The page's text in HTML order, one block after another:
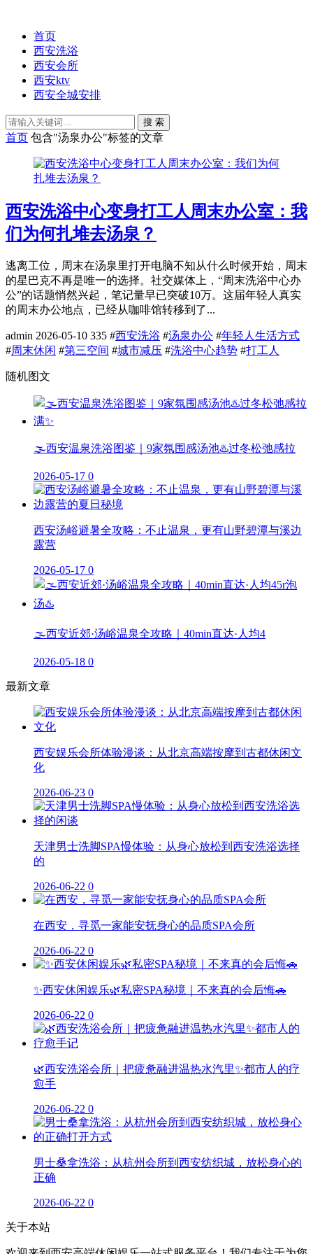
首页
西安洗浴
西安会所
西安ktv
西安全城安排
搜 索
首页 包含"汤泉办公"标签的文章
西安洗浴中心变身打工人周末办公室：我
们为何扎堆去汤泉？
逃离工位，周末在汤泉里打开电脑不知从什么时候开始，周末
的星巴克不再是唯一的选择。社交媒体上，“周末洗浴中心办
公”的话题悄然兴起，笔记量早已突破10万。这届年轻人真实
的周末办公地点，已经从咖啡馆转移到了...
admin 2026-05-10 335 #西安洗浴 #汤泉办公 #年轻人生活方式
#周末休闲 #第三空间 #城市减压 #洗浴中心趋势 #打工人
随机图文
🌫️西安温泉洗浴图鉴｜9家氛围感汤池♨️过冬松弛感拉
2026-05-17 0
西安汤峪避暑全攻略：不止温泉，更有山野碧潭与溪边
露营
2026-05-17 0
🌫️西安近郊·汤峪温泉全攻略｜40min直达·人均4
2026-05-18 0
最新文章
西安娱乐会所体验漫谈：从北京高端按摩到古都休闲文
化
2026-06-23 0
天津男士洗脚SPA慢体验：从身心放松到西安洗浴选择
的
2026-06-22 0
在西安，寻觅一家能安抚身心的品质SPA会所
2026-06-22 0
✨西安休闲娱乐🌿私密SPA秘境｜不来真的会后悔🚗
2026-06-22 0
🌿西安洗浴会所｜把疲惫融进温热水汽里✨都市人的疗
愈手
2026-06-22 0
男士桑拿洗浴：从杭州会所到西安纺织城，放松身心的
正确
2026-06-22 0
关于本站